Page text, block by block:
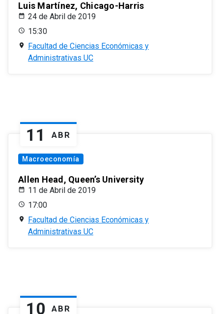
Luis Martínez, Chicago-Harris
24 de Abril de 2019
15:30
Facultad de Ciencias Económicas y
Administrativas UC
11 ABR
Macroeconomía
Allen Head, Queen’s University
11 de Abril de 2019
17:00
Facultad de Ciencias Económicas y
Administrativas UC
10 ABR